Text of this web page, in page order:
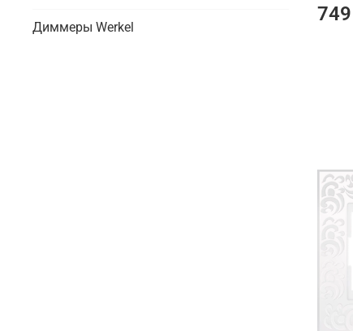
Диммеры Werkel